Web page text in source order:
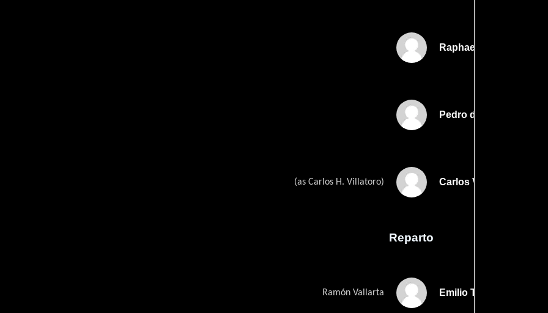
Raphael J. Sevillas
Pedro de Urdimalass
(as Carlos H. Villatoro) Carlos Villatoros
Reparto
Ramón Vallarta Emilio Tuero